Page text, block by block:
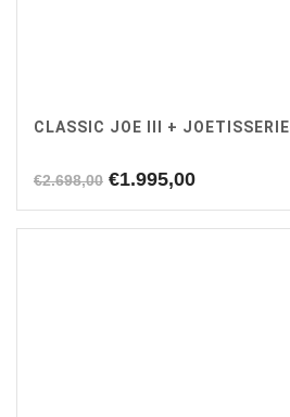
CLASSIC JOE III + JOETISSERIE
€2.698,00 Oorspronkelijke
was:
€1.995,00Huidige
is: